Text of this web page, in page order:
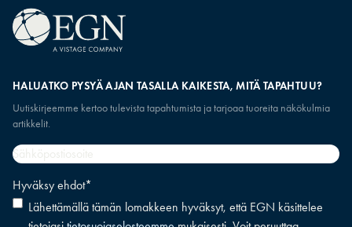
HALUATKO PYSYÄ AJAN TASALLA KAIKESTA, MITÄ TAPAHTUU?
Uutiskirjeemme kertoo tulevista tapahtumista ja tarjoaa tuoreita näkökulmia
artikkelit.
Sähköpostiosoite
Hyväksy ehdot*
Lähettämällä tämän lomakkeen hyväksyt, että EGN käsittelee